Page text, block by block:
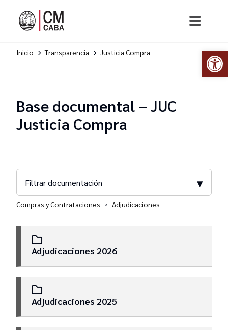
Inicio Transparencia Justicia Compra
Base documental – JUC
Justicia Compra
Filtrar documentación ▾
Normativa DGCyC
Contrataciones
Compras y Contrataciones > Adjudicaciones
Adjudicaciones 2026
Adjudicaciones 2025